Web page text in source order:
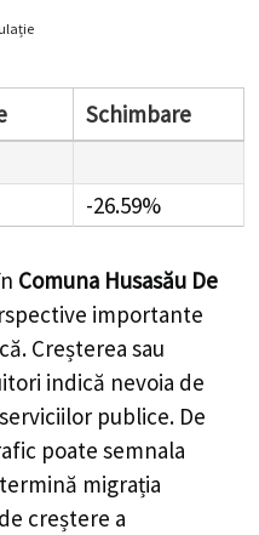
Schimbare
-26.59%
Comuna Husasău De
importante
Creșterea sau
indică nevoia de
publice. De
poate semnala
migrația
creștere a